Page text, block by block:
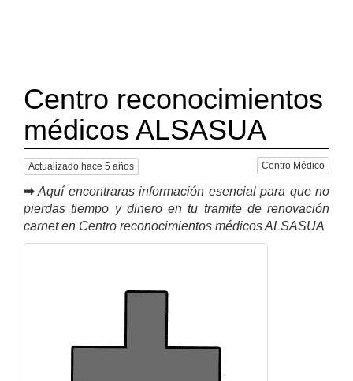
Centro reconocimientos
médicos ALSASUA
Actualizado hace 5 años Centro Médico
➡ Aquí encontraras información esencial para que no
pierdas tiempo y dinero en tu tramite de renovación
carnet en Centro reconocimientos médicos ALSASUA